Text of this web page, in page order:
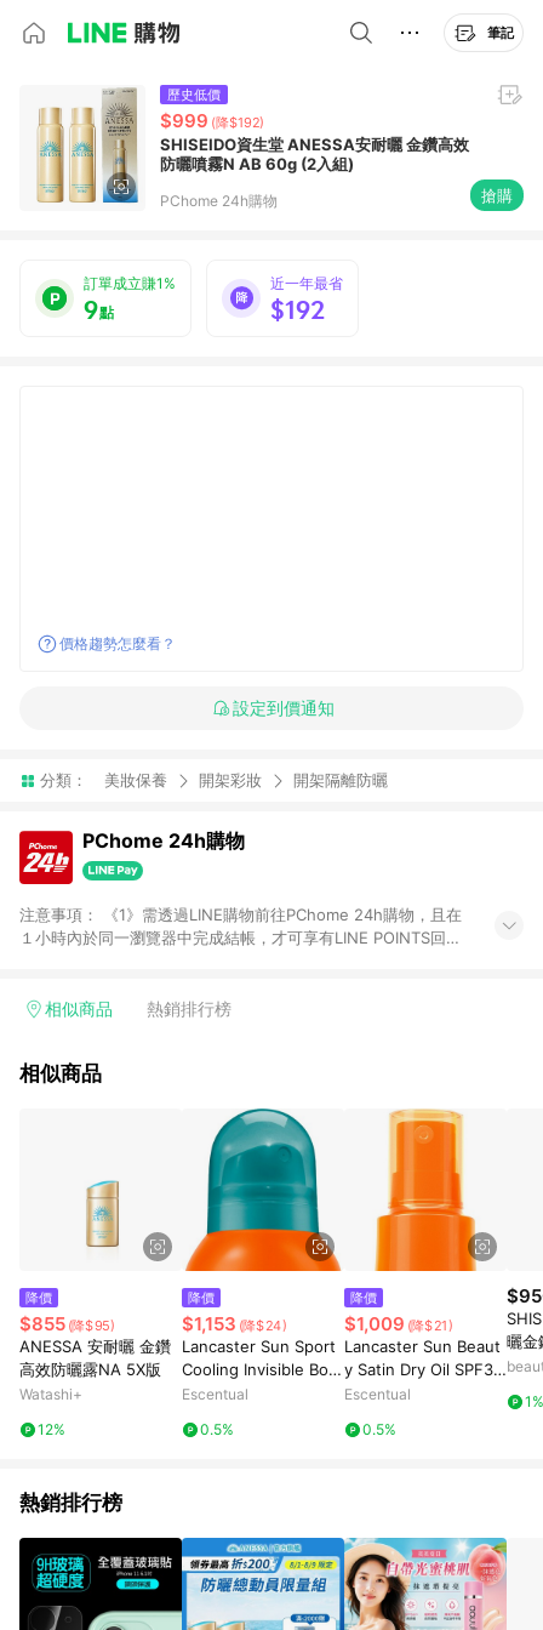
筆記
歷史低價
$999 (降$192)
SHISEIDO資生堂 ANESSA安耐曬 金鑽高效
防曬噴霧N AB 60g (2入組)
PChome 24h購物 搶購
訂單成立賺1%
9點
近一年最省
$192
價格趨勢怎麼看？
設定到價通知
分類： 美妝保養 開架彩妝 開架隔離防曬
PChome 24h購物
注意事項： 《1》需透過LINE購物前往PChome 24h購物，且在
１小時內於同一瀏覽器中完成結帳，才可享有LINE POINTS回饋
在點數回饋範圍內。 《3》如取消訂單、退貨、購物中登出
品、票券、訂閱方案、PChome儲值商品、企業專區/企業採購、
值點數、點數/禮物卡 [2025/2/16起適用] - 票券全品項
[2026/6/2起適用] 《5》回饋點數的計算將會排除【訂單活動折
扣 (含折價券折扣)】、【P幣扣抵】、【現金積點扣抵】及【訂單
運費】等金額。 《6》符合LINE POINTS回饋資格之訂單將於商
家訂單頁面標示「LINE回饋」，若無此標示則 不符合回饋LINE
POINTS點數資格亦不得使用點數紅包 。 《7》LINE購物設有
「單一商品最高回饋點數」機制 (特殊活動時開放「回饋無上
當下LINE購物所設定的回饋機制為準。 《8》LINE購物為購物資
訊整合性平台，商品資料更新會有時間差，如顯示之商品規格、
顏色、價位、贈品與PChome 24h購物銷售網頁不符，以銷售網
頁標示為準！
相似商品 熱銷排行榜
相似商品
降價
$855 (降$95)
ANESSA 安耐曬 金鑽
高效防曬露NA 5X版
Watashi+
12%
降價
$1,153 (降$24)
Lancaster Sun Sport
Cooling Invisible Bod
y Mist SPF30 200ml
Escentual
0.5%
降價
$1,009 (降$21)
Lancaster Sun Beaut
y Satin Dry Oil SPF30
150ml
Escentual
0.5%
曬金
1%
熱銷排行榜